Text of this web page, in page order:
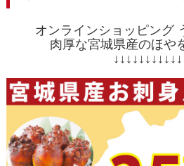
オンラインショッピング
肉厚な宮城県産のほや